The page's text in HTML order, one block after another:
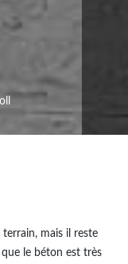
mais il reste
le béton est très